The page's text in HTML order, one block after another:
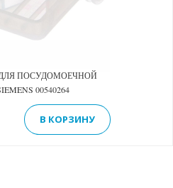
ПОСУДОМОЕЧНОЙ
00540264
В КОРЗИНУ